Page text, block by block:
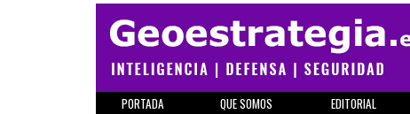
PORTADA QUE SOMOS EDITORIAL